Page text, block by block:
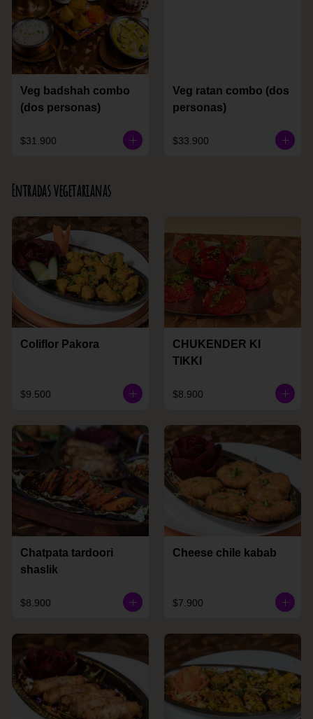
Veg badshah combo
(dos personas)
$31.900
Veg ratan combo (dos
personas)
$33.900
Entradas vegetarianas
Coliflor Pakora
$9.500
CHUKENDER KI
TIKKI
$8.900
Chatpata tardoori
shaslik
$8.900
Cheese chile kabab
$7.900